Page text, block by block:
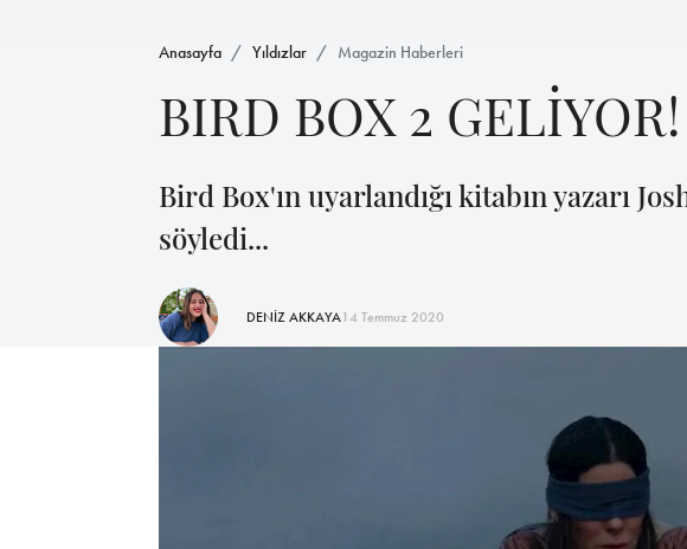
Anasayfa Yıldızlar Magazin Haberleri
BIRD BOX 2 GELİYOR!
Bird Box'ın uyarlandığı kitabın yazarı
söyledi...
DENİZ AKKAYA14 Temmuz 2020